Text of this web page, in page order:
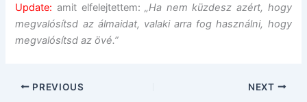
Update: amit elfelejtettem:„Ha nem küzdesz azért, hogy
megvalósítsd az álmaidat, valaki arra fog használni, hogy
megvalósítsd az övé.”
PREVIOUS NEXT